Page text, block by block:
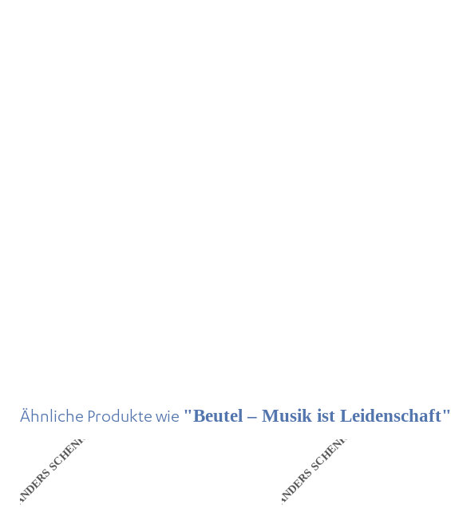
Ähnliche Produkte wie "Beutel – Musik ist Leidenschaft"
ANDERS SCHENKEN ANDERS SCHENKEN